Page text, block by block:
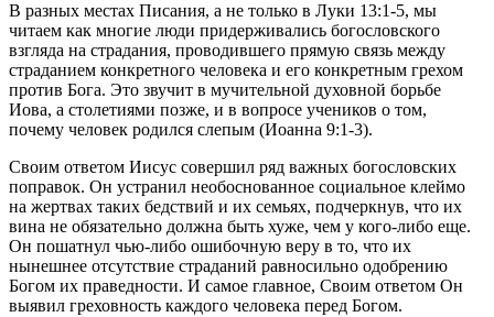
В разных местах Писания, а не только в Луки 13:1-5, мы
читаем как многие люди придерживались богословского
взгляда на страдания, проводившего прямую связь между
страданием конкретного человека и его конкретным грехом
против Бога. Это звучит в мучительной духовной борьбе
Иова, а столетиями позже, и в вопросе учеников о том,
почему человек родился слепым (Иоанна 9:1-3).
Своим ответом Иисус совершил ряд важных богословских
поправок. Он устранил необоснованное социальное клеймо
на жертвах таких бедствий и их семьях, подчеркнув, что их
вина не обязательно должна быть хуже, чем у кого-либо еще.
Он пошатнул чью-либо ошибочную веру в то, что их
нынешнее отсутствие страданий равносильно одобрению
Богом их праведности. И самое главное, Своим ответом Он
выявил греховность каждого человека перед Богом.